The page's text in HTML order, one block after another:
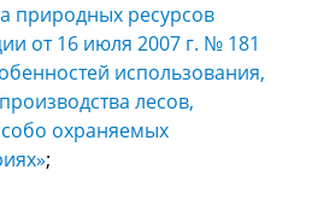
природных ресурсов
от 16 июля 2007 г. № 181
использования,
лесов,
охраняемых
;